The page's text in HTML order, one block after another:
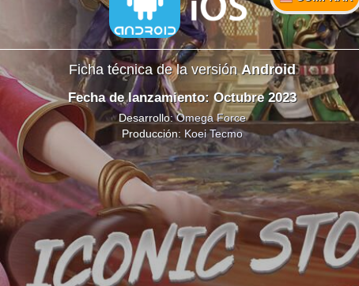
Ficha técnica de la versiónAndroid
Fecha de lanzamiento: Octubre 2023
Desarrollo:Omega Force
Producción: Koei Tecmo